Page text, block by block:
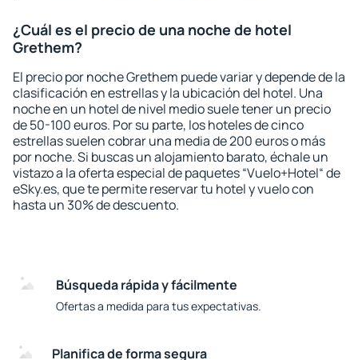
¿Cuál es el precio de una noche de hotel
Grethem?
El precio por noche Grethem puede variar y depende de la
clasificación en estrellas y la ubicación del hotel. Una
noche en un hotel de nivel medio suele tener un precio
de 50-100 euros. Por su parte, los hoteles de cinco
estrellas suelen cobrar una media de 200 euros o más
por noche. Si buscas un alojamiento barato, échale un
vistazo a la oferta especial de paquetes “Vuelo+Hotel“ de
eSky.es, que te permite reservar tu hotel y vuelo con
hasta un 30% de descuento.
Búsqueda rápida y fácilmente
Ofertas a medida para tus expectativas.
Planifica de forma segura